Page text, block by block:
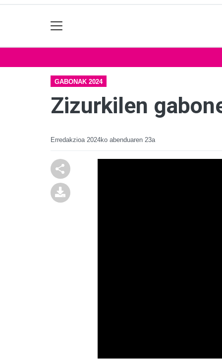
GABONAK 2024
Zizurkilen
Erredakzioa 2024ko abenduaren 23a